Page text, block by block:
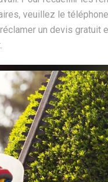
veuillez le
un devis gratuit